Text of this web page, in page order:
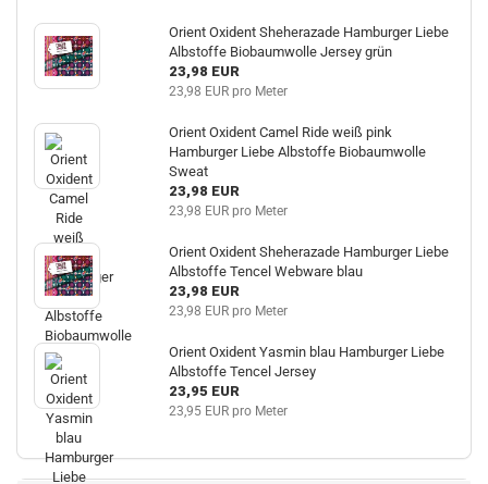
Orient Oxident Sheherazade Hamburger Liebe
Albstoffe Biobaumwolle Jersey grün
23,98 EUR
23,98 EUR pro Meter
Orient Oxident Camel Ride weiß pink
Hamburger Liebe Albstoffe Biobaumwolle
Sweat
23,98 EUR
23,98 EUR pro Meter
Orient Oxident Sheherazade Hamburger Liebe
Albstoffe Tencel Webware blau
23,98 EUR
23,98 EUR pro Meter
Orient Oxident Yasmin blau Hamburger Liebe
Albstoffe Tencel Jersey
23,95 EUR
23,95 EUR pro Meter